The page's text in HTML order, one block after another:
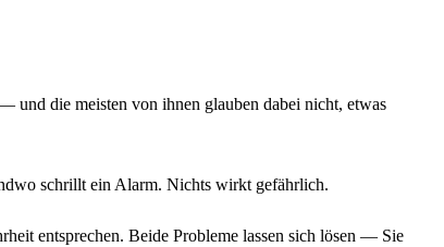
und die meisten von ihnen glauben dabei nicht, etwas
schrillt ein Alarm. Nichts wirkt gefährlich.
entsprechen. Beide Probleme lassen sich lösen — Sie